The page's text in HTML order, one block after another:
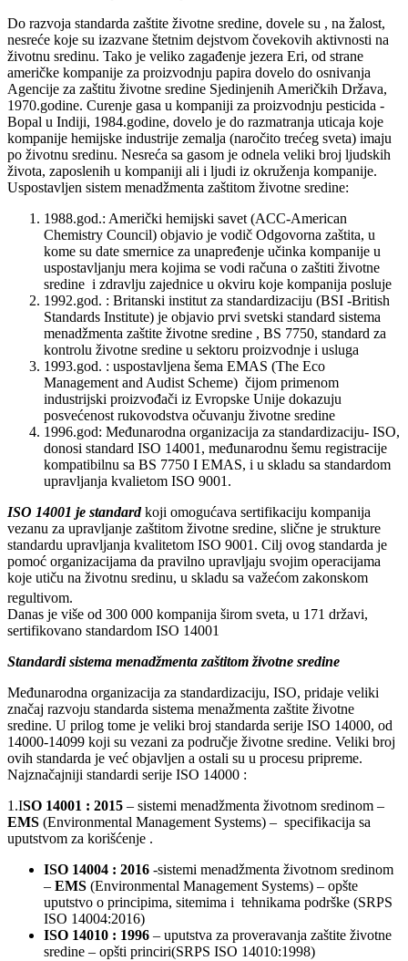
Do razvoja standarda zaštite životne sredine, dovele su , na žalost,
nesreće koje su izazvane štetnim dejstvom čovekovih aktivnosti na
životnu sredinu. Tako je veliko zagađenje jezera Eri, od strane
američke kompanije za proizvodnju papira dovelo do osnivanja
Agencije za zaštitu životne sredine Sjedinjenih Američkih Država,
1970.godine. Curenje gasa u kompaniji za proizvodnju pesticida -
Bopal u Indiji, 1984.godine, dovelo je do razmatranja uticaja koje
kompanije hemijske industrije zemalja (naročito trećeg sveta) imaju
po životnu sredinu. Nesreća sa gasom je odnela veliki broj ljudskih
života, zaposlenih u kompaniji ali i ljudi iz okruženja kompanije.
Uspostavljen sistem menadžmenta zaštitom životne sredine:
1988.god.: Američki hemijski savet (ACC-American
Chemistry Council) objavio je vodič Odgovorna zaštita, u
kome su date smernice za unapređenje učinka kompanije u
uspostavljanju mera kojima se vodi računa o zaštiti životne
sredine i zdravlju zajednice u okviru koje kompanija posluje
1992.god. : Britanski institut za standardizaciju (BSI -British
Standards Institute) je objavio prvi svetski standard sistema
menadžmenta zaštite životne sredine , BS 7750, standard za
kontrolu životne sredine u sektoru proizvodnje i usluga
1993.god. : uspostavljena šema EMAS (The Eco
Management and Audist Scheme) čijom primenom
industrijski proizvođači iz Evropske Unije dokazuju
posvećenost rukovodstva očuvanju životne sredine
1996.god: Međunarodna organizacija za standardizaciju- ISO,
donosi standard ISO 14001, međunarodnu šemu registracije
kompatibilnu sa BS 7750 I EMAS, i u skladu sa standardom
upravljanja kvalietom ISO 9001.
ISO 14001 je standardkoji omogućava sertifikaciju kompanija
vezanu za upravljanje zaštitom životne sredine, slične je strukture
standardu upravljanja kvalitetom ISO 9001. Cilj ovog standarda je
pomoć organizacijama da pravilno upravljaju svojim operacijama
koje utiču na životnu sredinu, u skladu sa važećom zakonskom
regultivom.
Danas je više od 300 000 kompanija širom sveta, u 171 državi,
sertifikovano standardom ISO 14001
Standardi sistema menadžmenta zaštitom životne sredine
Međunarodna organizacija za standardizaciju, ISO, pridaje veliki
značaj razvoju standarda sistema menažmenta zaštite životne
sredine. U prilog tome je veliki broj standarda serije ISO 14000, od
14000-14099 koji su vezani za područje životne sredine. Veliki broj
ovih standarda je već objavljen a ostali su u procesu pripreme.
Najznačajniji standardi serije ISO 14000 :
1.ISO 14001 : 2015 – sistemi menadžmenta životnom sredinom –
EMS (Environmental Management Systems) – specifikacija sa
uputstvom za korišćenje .
ISO 14004 : 2016 -sistemi menadžmenta životnom sredinom
– EMS (Environmental Management Systems) – opšte
uputstvo o principima, sitemima i tehnikama podrške (SRPS
ISO 14004:2016)
ISO 14010 : 1996 – uputstva za proveravanja zaštite životne
sredine – opšti princiri(SRPS ISO 14010:1998)